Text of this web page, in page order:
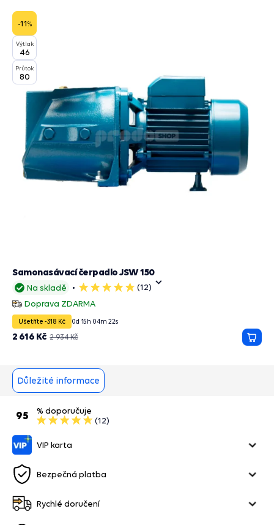
-11%
Výtlak
46
Průtok
80
Na skladě
5
hvězdiček
(12)
Doprava ZDARMA
Samonasávací čerpadlo JSW 150
Ušetříte -318 Kč 0d 15h 04m 21s
2 934 Kč
2 616 Kč
Důležité informace
% doporučuje
(12)
95
VIP karta
Bezpečná platba
Rychlé doručení